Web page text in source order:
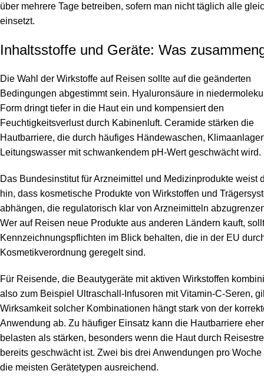
über mehrere Tage betreiben, sofern man nicht täglich alle
einsetzt.
Inhaltsstoffe und Geräte: Was
Die Wahl der Wirkstoffe auf Reisen sollte auf die geänderten
Bedingungen abgestimmt sein. Hyaluronsäure in
Form dringt tiefer in die Haut ein und kompensiert den
Feuchtigkeitsverlust durch Kabinenluft. Ceramide stärken die
Hautbarriere, die durch häufiges Händewaschen,
Leitungswasser mit schwankendem pH-Wert geschwächt wird.
Das Bundesinstitut für Arzneimittel und Medizinprodukte weist
hin, dass kosmetische Produkte von Wirkstoffen und
abhängen, die regulatorisch klar von Arzneimitteln
Wer auf Reisen neue Produkte aus anderen Ländern kauft,
Kennzeichnungspflichten im Blick behalten, die in der EU
Kosmetikverordnung geregelt sind.
Für Reisende, die Beautygeräte mit aktiven Wirkstoffen
also zum Beispiel Ultraschall-Infusoren mit Vitamin-C-Seren,
Wirksamkeit solcher Kombinationen hängt stark von der
Anwendung ab. Zu häufiger Einsatz kann die Hautbarriere eher
belasten als stärken, besonders wenn die Haut durch
bereits geschwächt ist. Zwei bis drei Anwendungen pro Woche
die meisten Gerätetypen ausreichend.